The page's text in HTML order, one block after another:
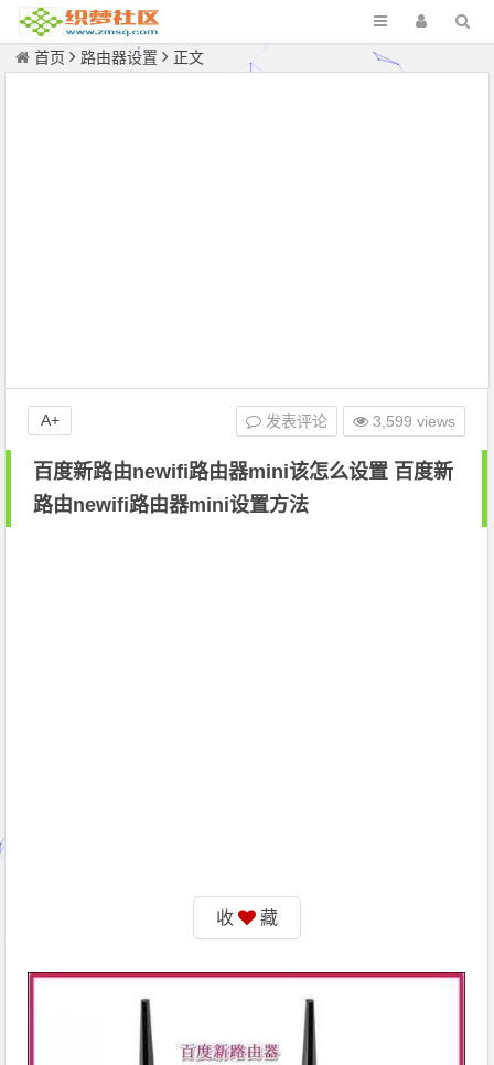
首页 路由器设置 正文
百度新路由newifi路由器mini该怎么设置 百度新
路由newifi路由器mini设置方法
发表评论 3,599 views
A+
收 藏